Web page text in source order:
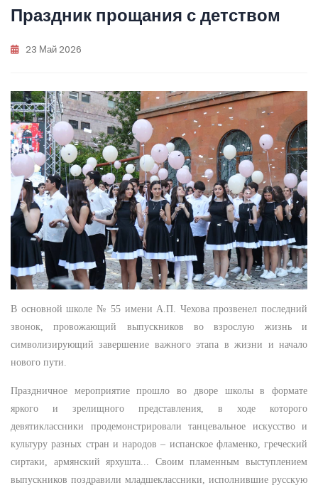
Праздник прощания с детством
23 Май 2026
В основной школе № 55 имени А.П. Чехова прозвенел последний
звонок, провожающий выпускников во взрослую жизнь и
символизирующий завершение важного этапа в жизни и начало
нового пути.
Праздничное мероприятие прошло во дворе школы в формате
яркого и зрелищного представления, в ходе которого
девятиклассники продемонстрировали танцевальное искусство и
культуру разных стран и народов – испанское фламенко, греческий
сиртаки, армянский ярхушта... Своим пламенным выступлением
выпускников поздравили младшеклассники, исполнившие русскую